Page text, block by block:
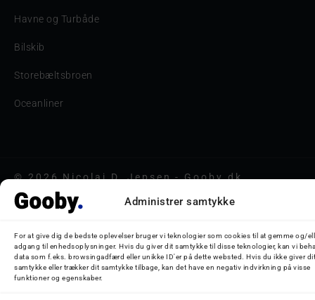
Administrer samtykke
For at give dig de bedste oplevelser bruger vi teknologier som cookies til at gemme og/
adgang til enhedsoplysninger. Hvis du giver dit samtykke til disse teknologier, kan vi
data som f.eks. browsingadfærd eller unikke ID'er på dette websted. Hvis du ikke giver dit
samtykke eller trækker dit samtykke tilbage, kan det have en negativ indvirkning på visse
funktioner og egenskaber.
Havne og Turbåde
Bilskib
Storebæltsbroen
Oceanliner
© 2026 Nicolaj D. Jepsen - Gooby.dk